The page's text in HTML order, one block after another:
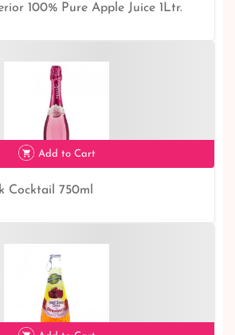
100% Pure Apple Juice 1Ltr.
Add to Cart
Cocktail 750ml